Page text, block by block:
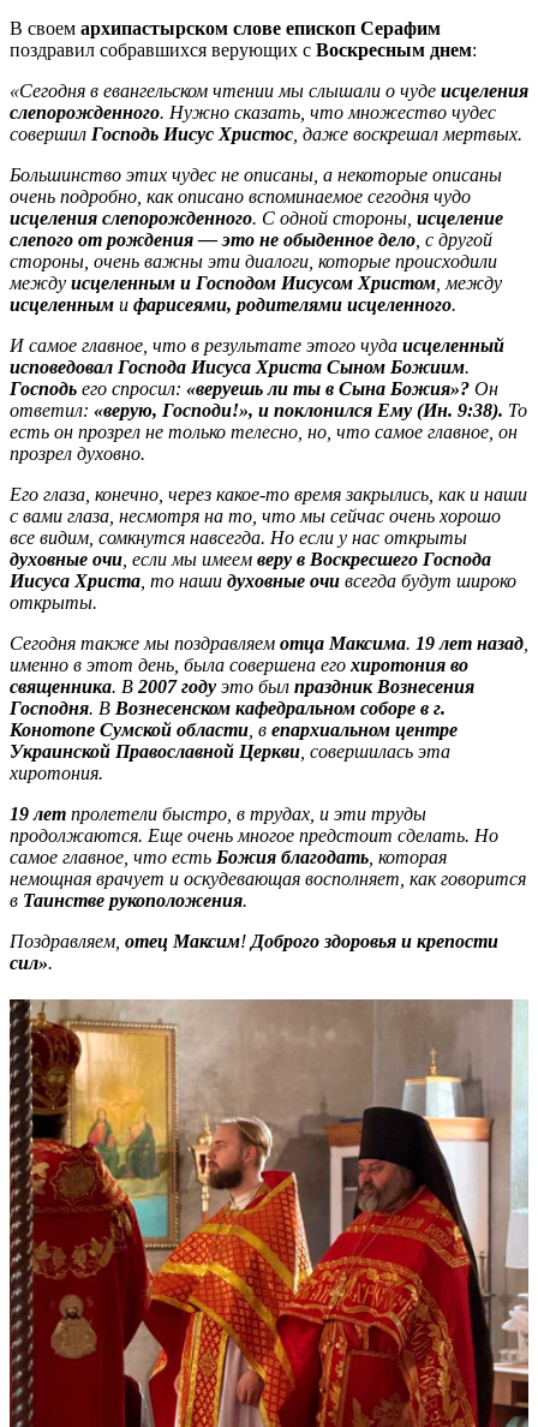
В своем архипастырском слове епископ Серафим
поздравил собравшихся верующих с Воскресным днем:
«Сегодня в евангельском чтении мы слышали о чуде исцеления
слепорожденного. Нужно сказать, что множество чудес
совершил Господь Иисус Христос , даже воскрешал мертвых.
Большинство этих чудес не описаны, а некоторые описаны
очень подробно, как описано вспоминаемое сегодня чудо
исцеления слепорожденного. С одной стороны, исцеление
слепого от рождения — это не обыденное дело , с другой
стороны, очень важны эти диалоги, которые происходили
между исцеленным и Господом Иисусом Христом , между
исцеленным и фарисеями, родителями исцеленного.
И самое главное, что в результате этого чуда исцеленный
исповедовал Господа Иисуса Христа Сыном Божиим.
Господь его спросил: «веруешь ли ты в Сына Божия»? Он
ответил: «верую, Господи!», и поклонился Ему (Ин. 9:38). То
есть он прозрел не только телесно, но, что самое главное, он
прозрел духовно.
Его глаза, конечно, через какое-то время закрылись, как и наши
с вами глаза, несмотря на то, что мы сейчас очень хорошо
все видим, сомкнутся навсегда. Но если у нас открыты
духовные очи , если мы имеем веру в Воскресшего Господа
Иисуса Христа , то наши духовные очи всегда будут широко
открыты.
Сегодня также мы поздравляем отца Максима. 19 лет назад
именно в этот день, была совершена его хиротония во
священника. В 2007 году это был праздник Вознесения
Господня. В Вознесенском кафедральном соборе в г.
Конотопе Сумской области , в епархиальном центре
Украинской Православной Церкви , совершилась эта
хиротония.
19 лет пролетели быстро, в трудах, и эти труды
продолжаются. Еще очень многое предстоит сделать. Но
самое главное, что есть Божия благодать , которая
немощная врачует и оскудевающая восполняет, как говорится
в Таинстве рукоположения.
Поздравляем, отец Максим! Доброго здоровья и крепости
сил».